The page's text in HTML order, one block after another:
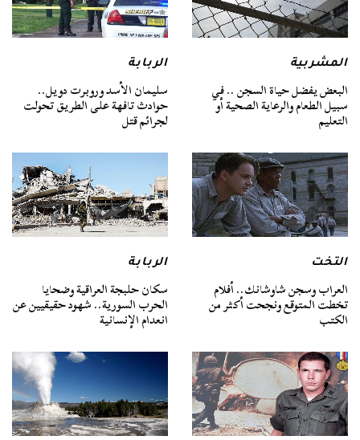
المشربية
البعض يفضل حياة السجن .. في
سبيل الطعام والرعاية الصحية أو
التعليم
الربابة
سليمان الأسد وروبرت دويل..
حوادث تافهة على الطريق تحولت
لجرائم قتل
التخت
العراب وسجن شاوشانك.. أفلام
تخطت المتوقع ونجحت أكثر من
الكتب
الربابة
سكان حلبجة العراقية وضحايا
الحرب السورية.. شهود حقيقيين عن
انعدام الإنسانية